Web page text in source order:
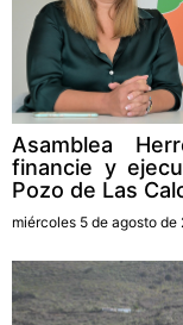
Asamblea
financie y
Pozo de Las
miércoles 5 de agosto de